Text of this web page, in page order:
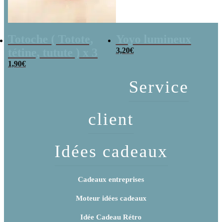
1,90€
3,20€
Service
client
Idées cadeaux
Cadeaux entreprises
Moteur idées cadeaux
Idée Cadeau Rétro